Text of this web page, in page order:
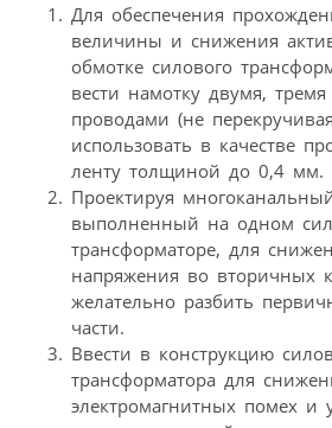
Для обеспечения
величины и снижения
обмотке силового
вести намотку двумя,
проводами (не
использовать в качестве
ленту толщиной до 0,4 мм.
Проектируя
выполненный на одном
трансформаторе, для
напряжения во вторичных
желательно разбить
части.
Ввести в конструкцию
трансформатора для
электромагнитных помех и